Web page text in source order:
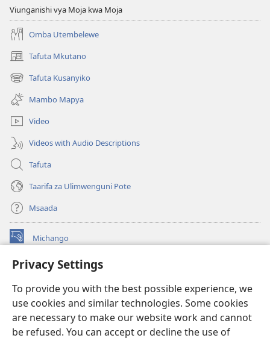
Privacy Settings
To provide you with the best possible experience, we
use cookies and similar technologies. Some cookies
are necessary to make our website work and cannot
be refused. You can accept or decline the use of
Viunganishi vya Moja kwa Moja
Omba Utembelewe
Tafuta Mkutano
(opens
new
window)
Tafuta Kusanyiko
(opens
new
window)
Mambo Mapya
Video
Videos with Audio Descriptions
Tafuta
Taarifa za Ulimwenguni Pote
Msaada
Michango
(opens
window)Watchtower MAKTABA KWENYE MTANDAO™
new
window)JW Hub ®
(opens
new
window)
®